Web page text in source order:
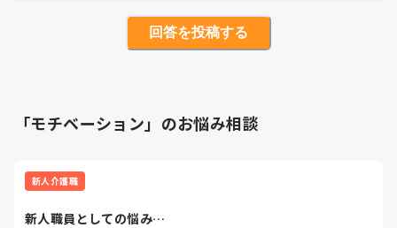
回答を投稿する
「モチベーション」のお悩み相談
新人介護職
新人職員としての悩み…